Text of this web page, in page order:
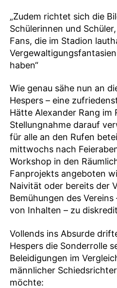
„Zudem richtet sich die
Schülerinnen und
Fans, die im Stadion
haben“
Wie genau sähe nun an
Hespers – eine
Hätte Alexander Rang im
Stellungnahme darauf
für alle an den Rufen
mittwochs nach
Workshop in den
Fanprojekts angeboten
Naivität oder bereits der
Bemühungen des
von Inhalten – zu
Vollends ins Absurde
Hespers die Sonderrolle
Beleidigungen im
männlicher
möchte: